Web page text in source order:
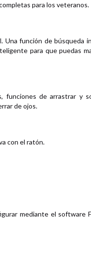
para los veteranos.
función de búsqueda
para que puedas
de arrastrar y
de ojos.
con el ratón.
mediante el software